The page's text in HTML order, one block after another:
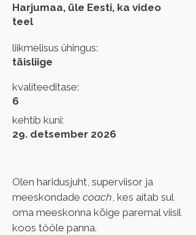
Harjumaa, üle Eesti, ka video
teel
liikmelisus ühingus:
täisliige
kvaliteeditase:
6
kehtib kuni:
29. detsember 2026
Olen haridusjuht, superviisor ja
meeskondade coach, kes aitab sul
oma meeskonna kõige paremal viisil
koos tööle panna.